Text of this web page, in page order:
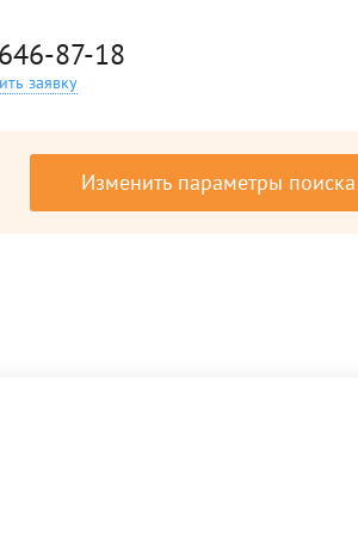
87-18
заявку
Изменить параметры поиска